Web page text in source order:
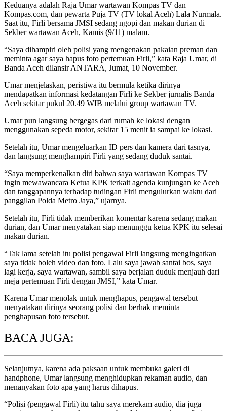
Keduanya adalah Raja Umar wartawan Kompas TV dan
Kompas.com, dan pewarta Puja TV (TV lokal Aceh) Lala Nurmala.
Saat itu, Firli bersama JMSI sedang ngopi dan makan durian di
Sekber wartawan Aceh, Kamis (9/11) malam.
“Saya dihampiri oleh polisi yang mengenakan pakaian preman dan
meminta agar saya hapus foto pertemuan Firli,” kata Raja Umar, di
Banda Aceh dilansir ANTARA, Jumat, 10 November.
Umar menjelaskan, peristiwa itu bermula ketika dirinya
mendapatkan informasi kedatangan Firli ke Sekber jurnalis Banda
Aceh sekitar pukul 20.49 WIB melalui group wartawan TV.
Umar pun langsung bergegas dari rumah ke lokasi dengan
menggunakan sepeda motor, sekitar 15 menit ia sampai ke lokasi.
Setelah itu, Umar mengeluarkan ID pers dan kamera dari tasnya,
dan langsung menghampiri Firli yang sedang duduk santai.
“Saya memperkenalkan diri bahwa saya wartawan Kompas TV
ingin mewawancara Ketua KPK terkait agenda kunjungan ke Aceh
dan tanggapannya terhadap tudingan Firli mengulurkan waktu dari
panggilan Polda Metro Jaya,” ujarnya.
Setelah itu, Firli tidak memberikan komentar karena sedang makan
durian, dan Umar menyatakan siap menunggu ketua KPK itu selesai
makan durian.
“Tak lama setelah itu polisi pengawal Firli langsung mengingatkan
saya tidak boleh video dan foto. Lalu saya jawab santai bos, saya
lagi kerja, saya wartawan, sambil saya berjalan duduk menjauh dari
meja pertemuan Firli dengan JMSI,” kata Umar.
Karena Umar menolak untuk menghapus, pengawal tersebut
menyatakan dirinya seorang polisi dan berhak meminta
penghapusan foto tersebut.
BACA JUGA:
Selanjutnya, karena ada paksaan untuk membuka galeri di
handphone, Umar langsung menghidupkan rekaman audio, dan
menanyakan foto apa yang harus dihapus.
“Polisi (pengawal Firli) itu tahu saya merekam audio, dia juga